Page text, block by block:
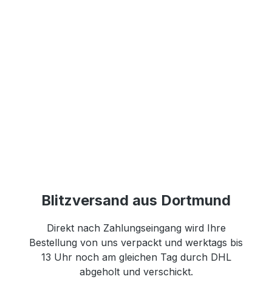
Blitzversand aus Dortmund
Direkt nach Zahlungseingang wird Ihre
Bestellung von uns verpackt und werktags bis
13 Uhr noch am gleichen Tag durch DHL
abgeholt und verschickt.